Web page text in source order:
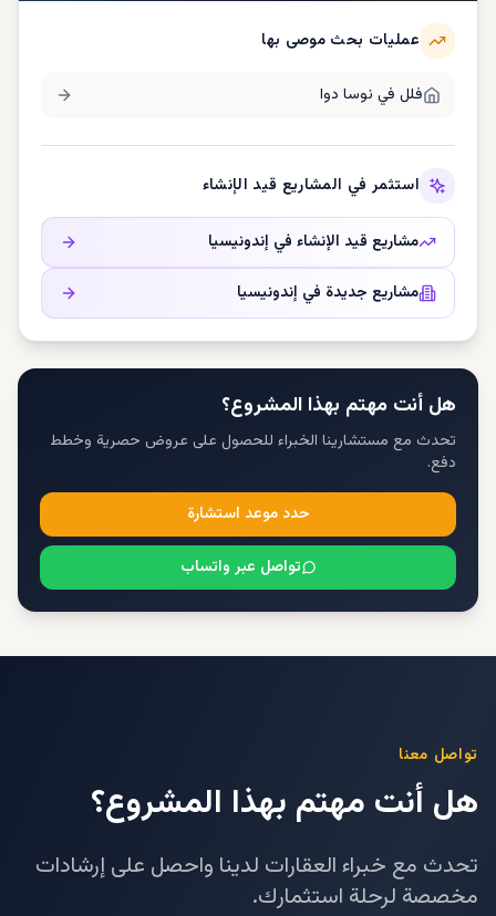
عمليات بحث موصى بها
فلل في نوسا دوا
استثمر في المشاريع قيد الإنشاء
مشاريع قيد الإنشاء في إندونيسيا
مشاريع جديدة في إندونيسيا
هل أنت مهتم بهذا المشروع؟
تحدث مع مستشارينا الخبراء للحصول على عروض حصرية وخطط
دفع.
حدد موعد استشارة
تواصل عبر واتساب
تواصل معنا
هل أنت مهتم بهذا المشروع؟
تحدث مع خبراء العقارات لدينا واحصل على إرشادات
مخصصة لرحلة استثمارك.